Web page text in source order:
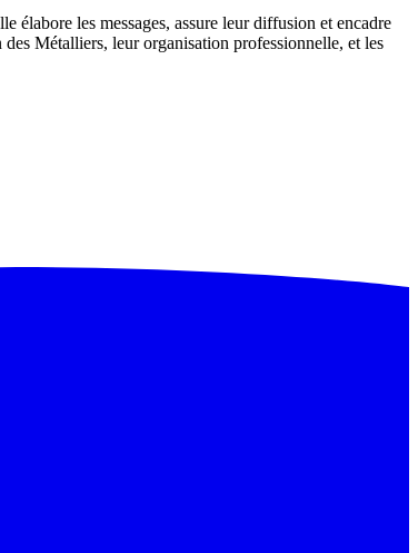
les messages, assure leur diffusion et encadre
Métalliers, leur organisation professionnelle, et les